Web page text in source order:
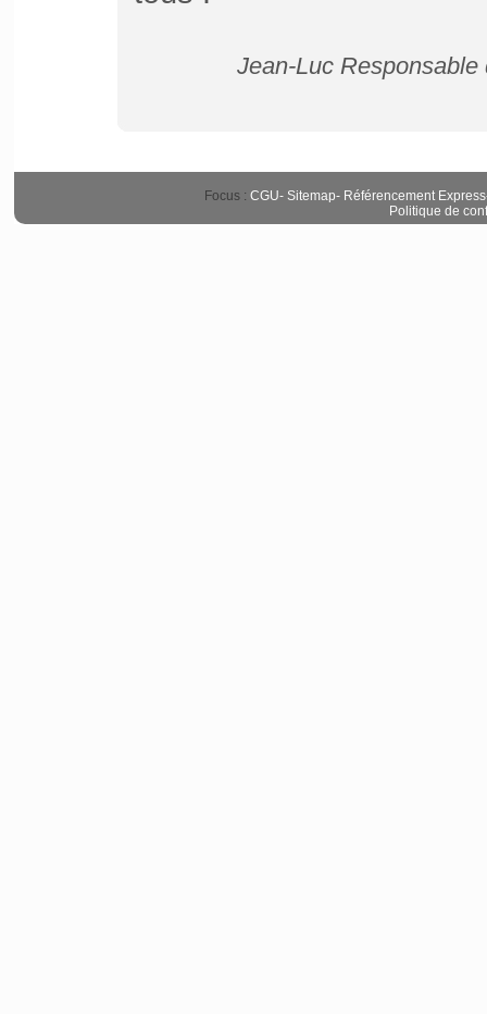
Jean-Luc
Focus : CGU- Sitemap- Référencement Express
Politique de